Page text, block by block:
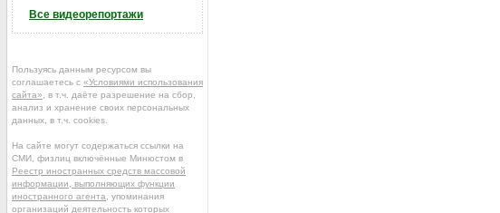
Все видеорепортажи
Пользуясь данным ресурсом вы
соглашаетесь с «Условиями использования
сайта» , в т.ч. даёте разрешение на сбор,
анализ и хранение своих персональных
данных, в т.ч. cookies.
На сайте могут содержаться ссылки на
СМИ, физлиц включённые Минюстом в
Реестр иностранных средств массовой
информации, выполняющих функции
иностранного агента , упоминания
организаций деятельность которых